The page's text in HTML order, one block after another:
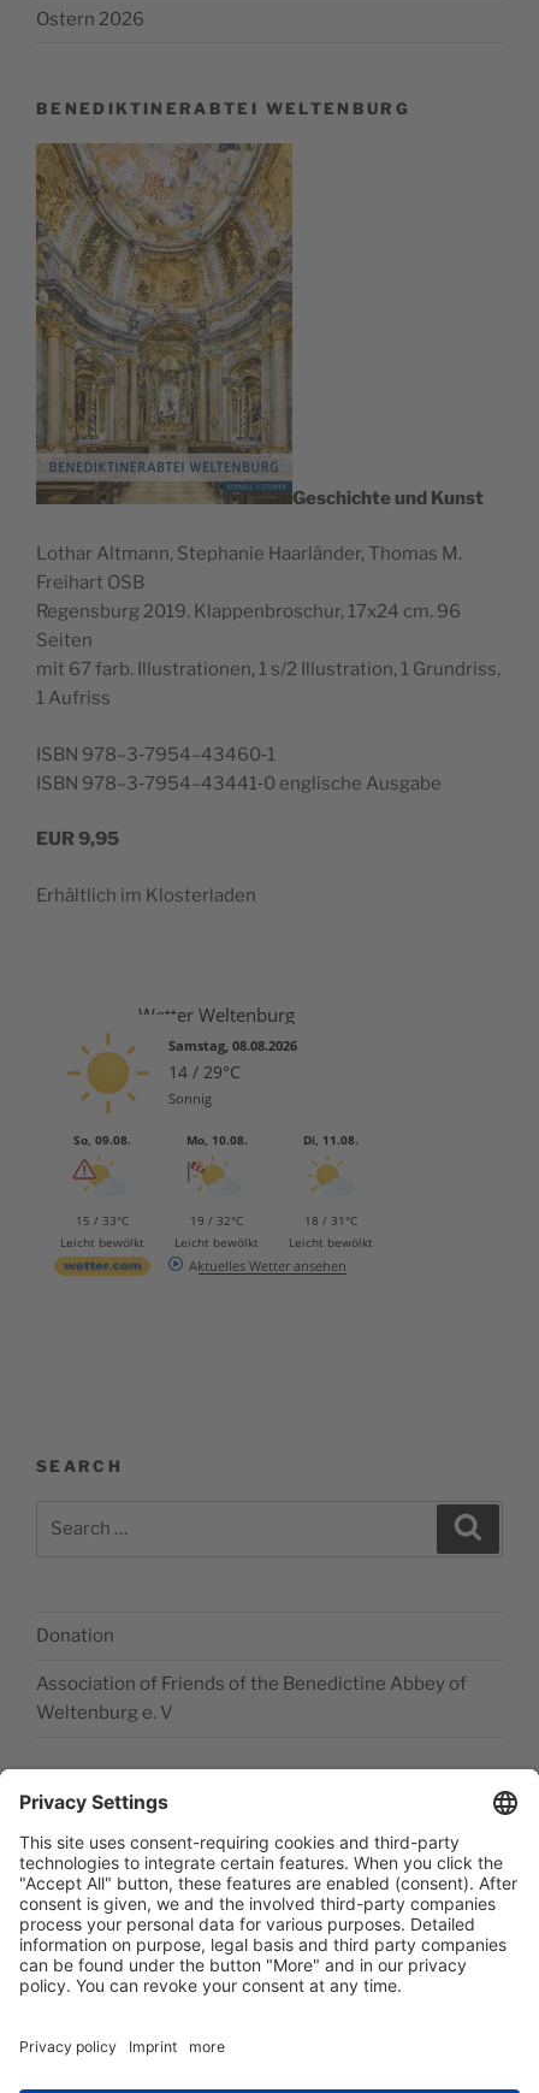
Ostern 2026
BENEDIKTINERABTEI WELTENBURG
Geschichte und Kunst
Lothar Alt­mann, Stephanie Haar­län­der, Thomas M.
Frei­hart OSB
Regens­burg 2019. Klap­pen­broschur, 17x24 cm. 96
Seiten
mit 67 farb. Illus­tra­tio­nen, 1 s/2 Illus­tra­tion, 1 Grun­driss,
1 Aufriss
ISBN 978–3‑7954–43460‑1
ISBN 978–3‑7954–43441‑0 englis­che Ausgabe
EUR 9,95
Erhältlich im Klosterladen
Wetter Weltenburg
Samstag, 08.08.2026
14 / 29°C
Sonnig
So, 09.08.
15 / 33°C
Leicht bewölkt
Mo, 10.08.
19 / 32°C
Leicht bewölkt
Di, 11.08.
18 / 31°C
Leicht bewölkt
Aktuelles Wetter ansehen
SEARCH
Donation
Association of Friends of the Benedictine Abbey of
Weltenburg e. V
Legal disclosure
Accessibility Statement
Data privacy statement
Newsletter abonieren